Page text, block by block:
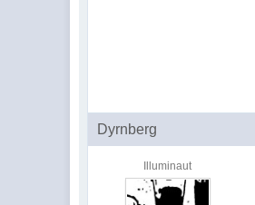
Dyrnberg
Illuminaut